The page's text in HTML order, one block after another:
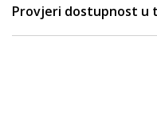
Provjeri dostupnost u